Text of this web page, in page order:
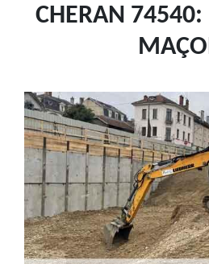
CHERAN 74540: